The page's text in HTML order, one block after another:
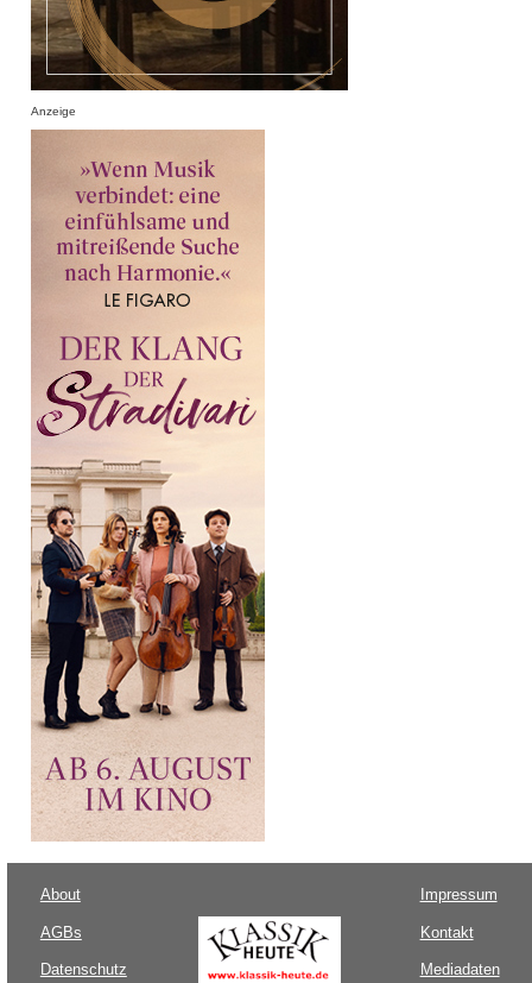
Anzeige
About
AGBs
Datenschutz
Impressum
Kontakt
Mediadaten